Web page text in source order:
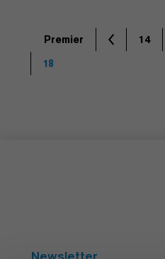
Premier 14
18
Newsletter